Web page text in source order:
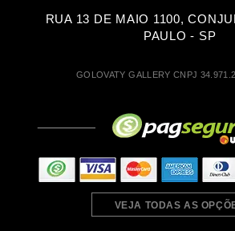
RUA 13 DE MAIO 1100,
PAULO - SP
GOLOVATY GALLERY CNPJ
VEJA TODAS AS